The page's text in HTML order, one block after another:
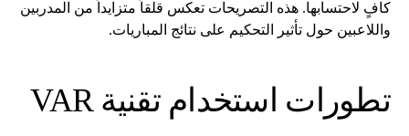
كافٍ لاحتسابها. هذه التصريحات تعكس قلقاً متزايداً من المدربين
واللاعبين حول تأثير التحكيم على نتائج المباريات.
تطورات استخدام تقنية VAR